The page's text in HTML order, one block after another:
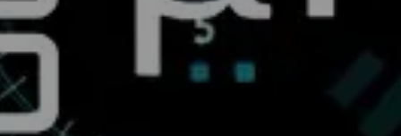
关于
构想